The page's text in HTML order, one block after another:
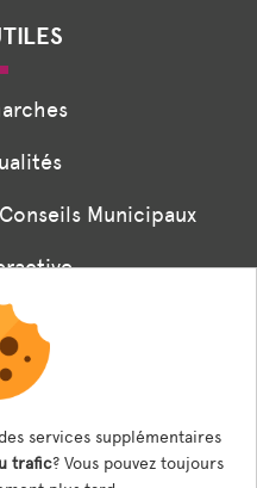
Municipaux
digitaux
la cantine
services supplémentaires
trafic? Vous pouvez toujours